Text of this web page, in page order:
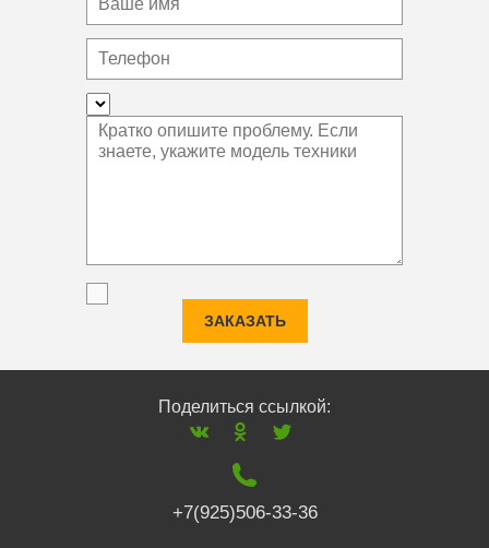
ЗАКАЗАТЬ
Поделиться ссылкой:
+7(925)506-33-36